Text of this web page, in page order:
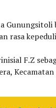
rasa
F.Z